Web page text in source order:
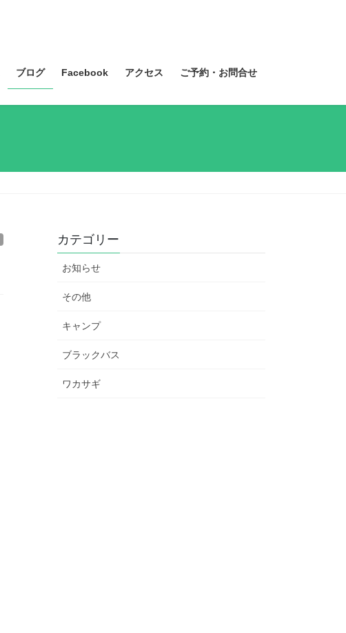
ブログ Facebook アクセス ご予約・お問合せ
カテゴリー
お知らせ
その他
キャンプ
ブラックバス
ワカサギ